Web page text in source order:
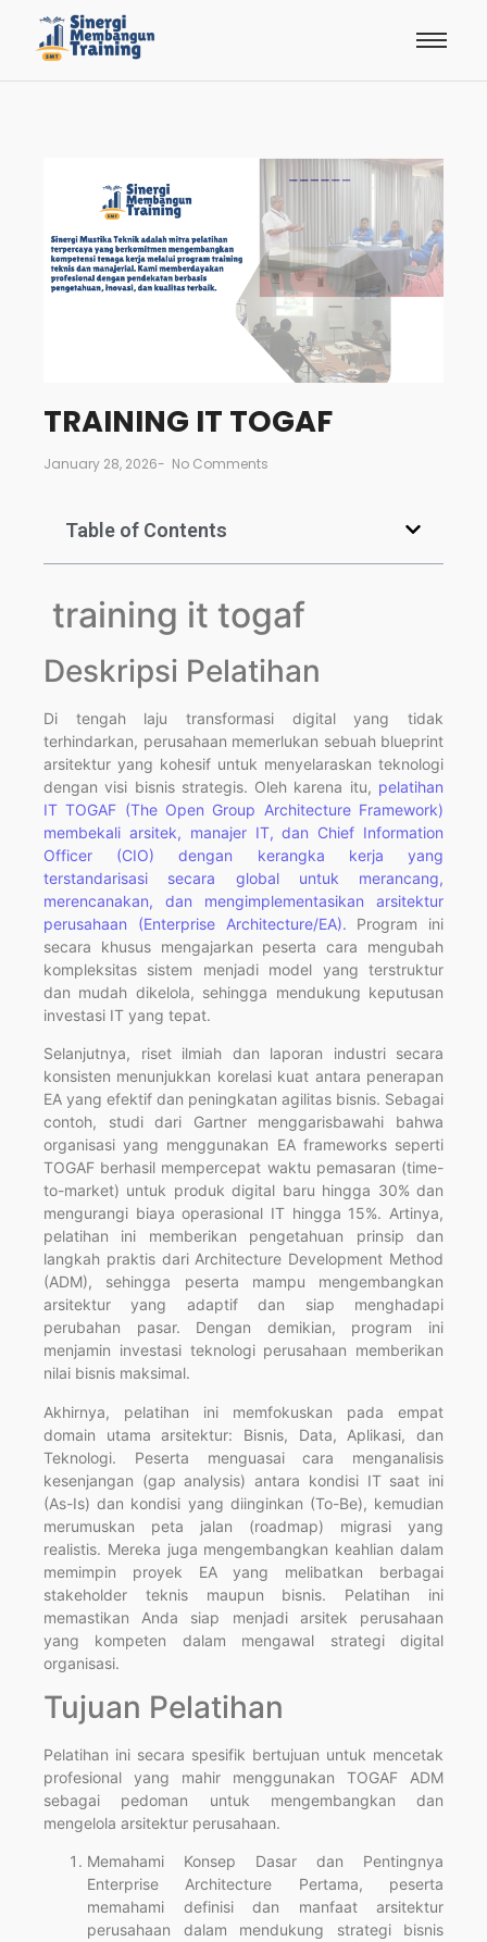
TRAINING IT TOGAF
January 28, 2026- No Comments
Table of Contents
training it togaf
Deskripsi Pelatihan
Di tengah laju transformasi digital yang tidak
terhindarkan, perusahaan memerlukan sebuah blueprint
arsitektur yang kohesif untuk menyelaraskan teknologi
dengan visi bisnis strategis. Oleh karena itu, pelatihan
IT TOGAF (The Open Group Architecture Framework)
membekali arsitek, manajer IT, dan Chief Information
Officer (CIO) dengan kerangka kerja yang
terstandarisasi secara global untuk merancang,
merencanakan, dan mengimplementasikan arsitektur
perusahaan (Enterprise Architecture/EA). Program ini
secara khusus mengajarkan peserta cara mengubah
kompleksitas sistem menjadi model yang terstruktur
dan mudah dikelola, sehingga mendukung keputusan
investasi IT yang tepat.
Selanjutnya, riset ilmiah dan laporan industri secara
konsisten menunjukkan korelasi kuat antara penerapan
EA yang efektif dan peningkatan agilitas bisnis. Sebagai
contoh, studi dari Gartner menggarisbawahi bahwa
organisasi yang menggunakan EA frameworks seperti
TOGAF berhasil mempercepat waktu pemasaran (time-
to-market) untuk produk digital baru hingga 30% dan
mengurangi biaya operasional IT hingga 15%. Artinya,
pelatihan ini memberikan pengetahuan prinsip dan
langkah praktis dari Architecture Development Method
(ADM), sehingga peserta mampu mengembangkan
arsitektur yang adaptif dan siap menghadapi
perubahan pasar. Dengan demikian, program ini
menjamin investasi teknologi perusahaan memberikan
nilai bisnis maksimal.
Akhirnya, pelatihan ini memfokuskan pada empat
domain utama arsitektur: Bisnis, Data, Aplikasi, dan
Teknologi. Peserta menguasai cara menganalisis
kesenjangan (gap analysis) antara kondisi IT saat ini
(As-Is) dan kondisi yang diinginkan (To-Be), kemudian
merumuskan peta jalan (roadmap) migrasi yang
realistis. Mereka juga mengembangkan keahlian dalam
memimpin proyek EA yang melibatkan berbagai
stakeholder teknis maupun bisnis. Pelatihan ini
memastikan Anda siap menjadi arsitek perusahaan
yang kompeten dalam mengawal strategi digital
organisasi.
Tujuan Pelatihan
Pelatihan ini secara spesifik bertujuan untuk mencetak
profesional yang mahir menggunakan TOGAF ADM
sebagai pedoman untuk mengembangkan dan
mengelola arsitektur perusahaan.
Memahami Konsep Dasar dan Pentingnya
Enterprise Architecture Pertama, peserta
memahami definisi dan manfaat arsitektur
perusahaan dalam mendukung strategi bisnis